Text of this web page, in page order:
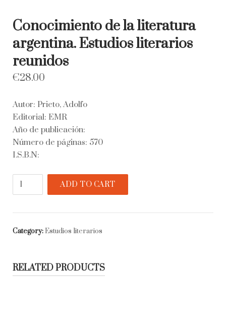
Conocimiento de la literatura
argentina. Estudios literarios
reunidos
€28.00
Autor: Prieto, Adolfo
Editorial: EMR
Año de publicación:
Número de páginas: 570
I.S.B.N:
Conocimiento
literatura
argentina.
Estudios
quantity
ADD TO CART
Category:Estudios literarios
RELATED PRODUCTS